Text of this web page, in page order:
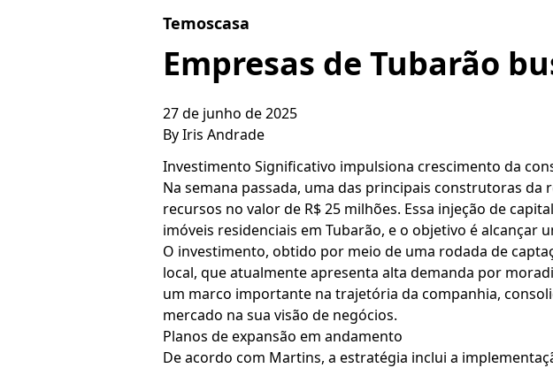
Temoscasa
Empresas de Tubarão
27 de junho de 2025
ByIris Andrade
Investimento Significativo impulsiona crescimento da
Na semana passada, uma das principais construtoras da
recursos no valor de R$ 25 milhões. Essa injeção de
imóveis residenciais em Tubarão, e o objetivo é alcançar
O investimento, obtido por meio de uma rodada de
local, que atualmente apresenta alta demanda por
um marco importante na trajetória da companhia,
mercado na sua visão de negócios.
Planos de expansão em andamento
De acordo com Martins, a estratégia inclui a